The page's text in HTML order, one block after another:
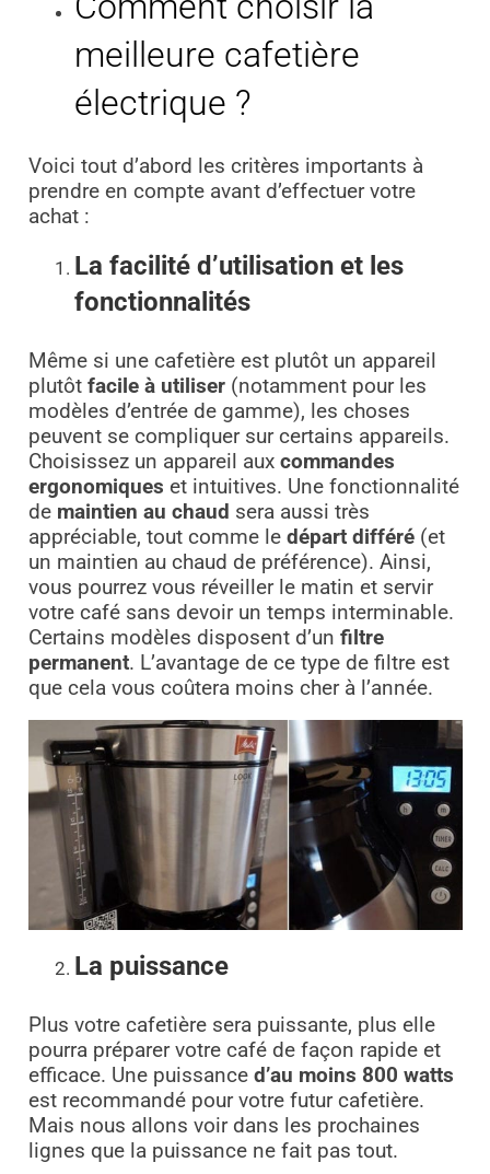
meilleure cafetière
électrique ?
Voici tout d’abord les critères importants à
prendre en compte avant d’effectuer votre
achat :
La facilité d’utilisation et les
fonctionnalités
Même si une cafetière est plutôt un appareil
plutôt facile à utiliser(notamment pour les
modèles d’entrée de gamme), les choses
peuvent se compliquer sur certains appareils.
Choisissez un appareil aux commandes
ergonomiques et intuitives. Une fonctionnalité
de maintien au chaud sera aussi très
appréciable, tout comme le départ différé(et
un maintien au chaud de préférence). Ainsi,
vous pourrez vous réveiller le matin et servir
votre café sans devoir un temps interminable.
Certains modèles disposent d’un filtre
permanent. L’avantage de ce type de filtre est
que cela vous coûtera moins cher à l’année.
La puissance
Plus votre cafetière sera puissante, plus elle
pourra préparer votre café de façon rapide et
efficace. Une puissance d’au moins 800 watts
est recommandé pour votre futur cafetière.
Mais nous allons voir dans les prochaines
lignes que la puissance ne fait pas tout.